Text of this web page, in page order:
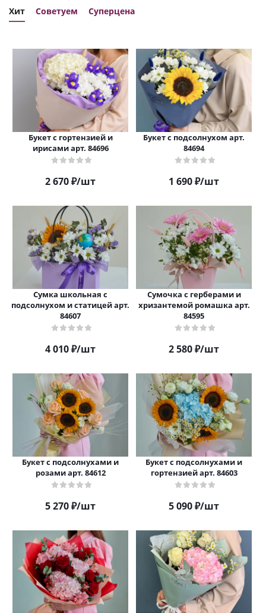
Хит Советуем Суперцена
Букет с гортензией и
ирисами арт. 84696
2 670₽/шт
Букет с подсолнухом арт.
84694
1 690₽/шт
Сумка школьная с
подсолнухом и статицей арт.
84607
4 010₽/шт
Сумочка с герберами и
хризантемой ромашка арт.
84595
2 580₽/шт
Букет с подсолнухами и
розами арт. 84612
5 270₽/шт
Букет с подсолнухами и
гортензией арт. 84603
5 090₽/шт